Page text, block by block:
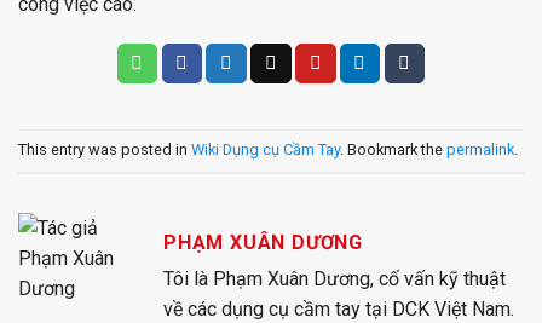
This entry was posted in Wiki Dụng cụ Cầm Tay. Bookmark the permalink.
PHẠM XUÂN DƯƠNG
Tôi là Phạm Xuân Dương, cố vấn kỹ thuật
về các dụng cụ cầm tay tại DCK Việt Nam.